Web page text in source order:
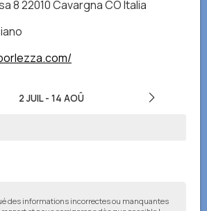
8 22010 Cavargna CO Italia
2 JUIL- 14 AOÛ
des informations incorrectes ou manquantes